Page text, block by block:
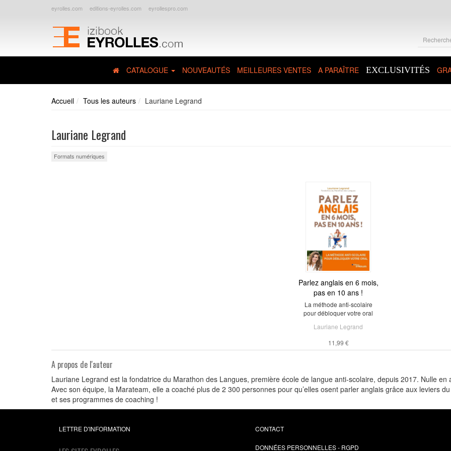
eyrolles.com editions-eyrolles.com eyrollespro.com
CATALOGUE NOUVEAUTÉS MEILLEURES VENTES A PARAÎTRE EXCLUSIVITÉS
Accueil Tous les auteurs Lauriane Legrand
Lauriane Legrand
Formats numériques
Parlez anglais en 6 mois,
pas en 10 ans !
La méthode anti-scolaire
pour débloquer votre oral
Lauriane Legrand
11,99 €
A propos de l'auteur
Lauriane Legrand est la fondatrice du Marathon des Langues, première école de langue anti-scolaire, depuis 2017. Nulle en
Avec son équipe, la Marateam, elle a coaché plus de 2 300 personnes pour qu’elles osent parler anglais grâce aux leviers
et ses programmes de coaching !
LETTRE D'INFORMATION CONTACT
DONNÉES PERSONNELLES - RGPD